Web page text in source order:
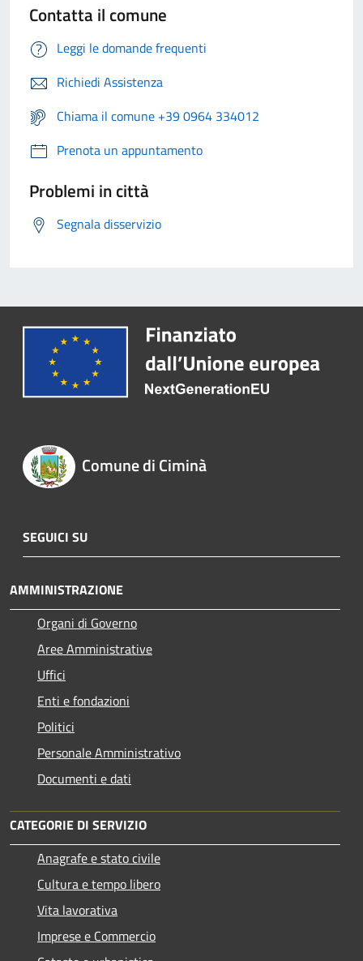
Contatta il comune
Leggi le domande frequenti
Richiedi Assistenza
Chiama il comune +39 0964 334012
Prenota un appuntamento
Problemi in città
Segnala disservizio
Comune di Ciminà
SEGUICI SU
AMMINISTRAZIONE
Organi di Governo
Aree Amministrative
Uffici
Enti e fondazioni
Politici
Personale Amministrativo
Documenti e dati
CATEGORIE DI SERVIZIO
Anagrafe e stato civile
Cultura e tempo libero
Vita lavorativa
Imprese e Commercio